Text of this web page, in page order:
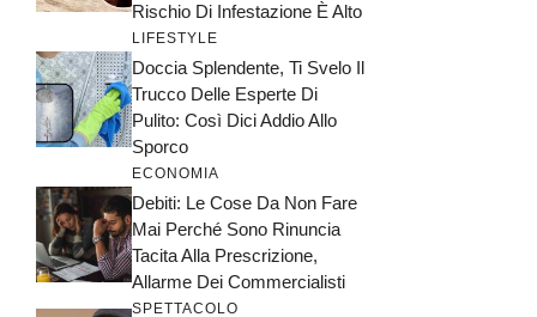
Rischio Di Infestazione È Alto
LIFESTYLE
Doccia Splendente, Ti Svelo Il
Trucco Delle Esperte Di
Pulito: Così Dici Addio Allo
Sporco
ECONOMIA
Debiti: Le Cose Da Non Fare
Mai Perché Sono Rinuncia
Tacita Alla Prescrizione,
Allarme Dei Commercialisti
SPETTACOLO